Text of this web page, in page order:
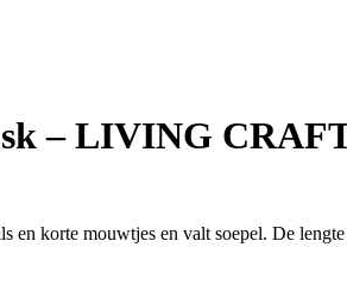
– LIVING
en korte mouwtjes en valt soepel. De